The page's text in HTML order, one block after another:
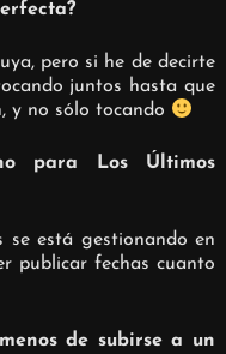
pero si he de decirte
juntos hasta que
y no sólo tocando
para Los Últimos
se está gestionando en
publicar fechas cuanto
de subirse a un